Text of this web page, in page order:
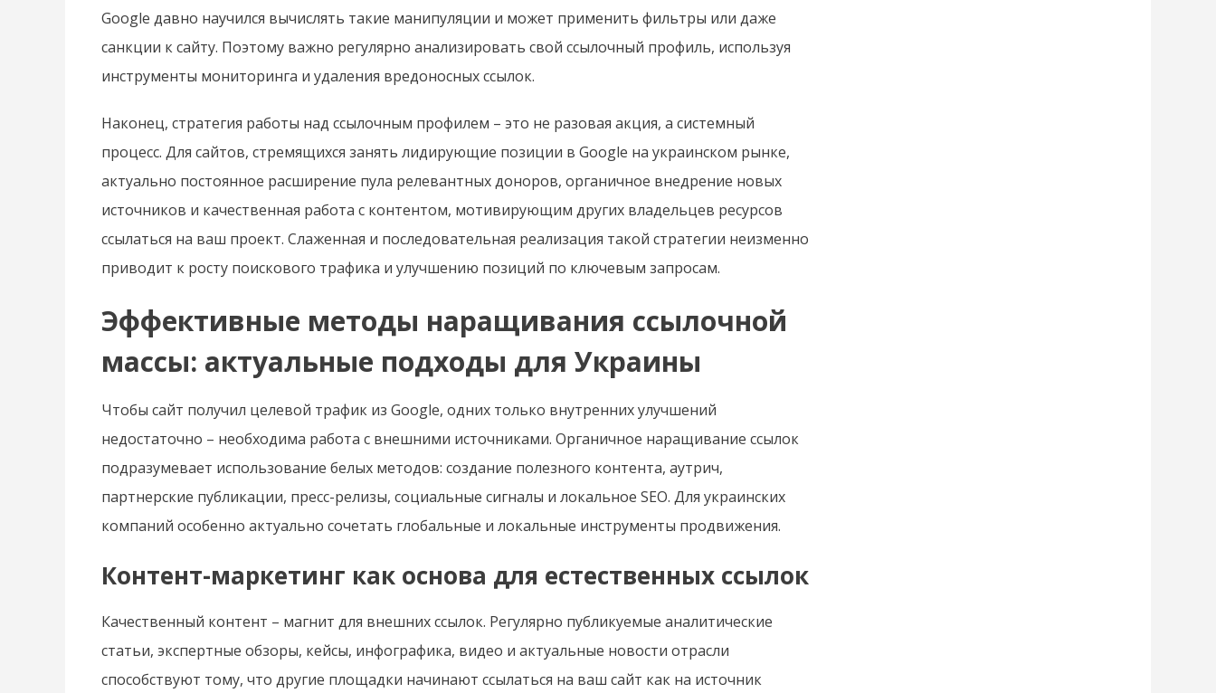
Google давно научился вычислять такие манипуляции и может применить фильтры или даже
санкции к сайту. Поэтому важно регулярно анализировать свой ссылочный профиль, используя
инструменты мониторинга и удаления вредоносных ссылок.
Наконец, стратегия работы над ссылочным профилем – это не разовая акция, а системный
процесс. Для сайтов, стремящихся занять лидирующие позиции в Google на украинском рынке,
актуально постоянное расширение пула релевантных доноров, органичное внедрение новых
источников и качественная работа с контентом, мотивирующим других владельцев ресурсов
ссылаться на ваш проект. Слаженная и последовательная реализация такой стратегии неизменно
приводит к росту поискового трафика и улучшению позиций по ключевым запросам.
Эффективные методы наращивания ссылочной
массы: актуальные подходы для Украины
Чтобы сайт получил целевой трафик из Google, одних только внутренних улучшений
недостаточно – необходима работа с внешними источниками. Органичное наращивание ссылок
подразумевает использование белых методов: создание полезного контента, аутрич,
партнерские публикации, пресс-релизы, социальные сигналы и локальное SEO. Для украинских
компаний особенно актуально сочетать глобальные и локальные инструменты продвижения.
Контент-маркетинг как основа для естественных ссылок
Качественный контент – магнит для внешних ссылок. Регулярно публикуемые аналитические
статьи, экспертные обзоры, кейсы, инфографика, видео и актуальные новости отрасли
способствуют тому, что другие площадки начинают ссылаться на ваш сайт как на источник